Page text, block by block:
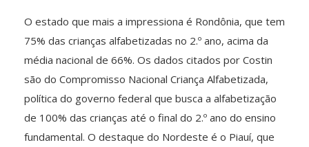
O estado que mais a impressiona é Rondônia, que tem
75% das crianças alfabetizadas no 2.º ano, acima da
média nacional de 66%. Os dados citados por Costin
são do Compromisso Nacional Criança Alfabetizada,
política do governo federal que busca a alfabetização
de 100% das crianças até o final do 2.º ano do ensino
fundamental. O destaque do Nordeste é o Piauí, que